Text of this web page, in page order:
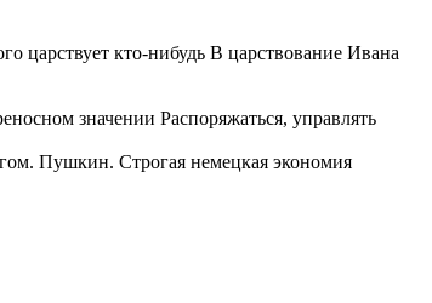
царствует кто-нибудь В царствование Ивана
значении Распоряжаться, управлять
Пушкин. Строгая немецкая экономия